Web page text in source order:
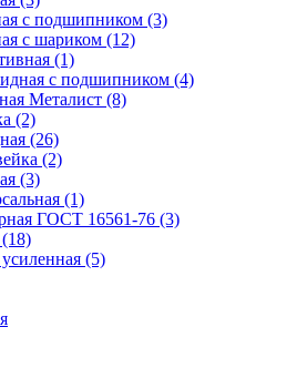
с подшипником (3)
с шариком (12)
(1)
с подшипником (4)
Металист (8)
(2)
(26)
(2)
(3)
(1)
ГОСТ 16561-76 (3)
(18)
(5)